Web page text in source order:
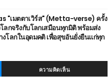
"เมตตาเวิร์ส" (Metta-verse) ครั้ง
ลกจริงกับโลกเสมือนทุกมิติ พร้อมส่ง
โลกในอุดมคติ เพื่อสุขอันยั่งยืนแก่ทุก
ความคิดเห็น